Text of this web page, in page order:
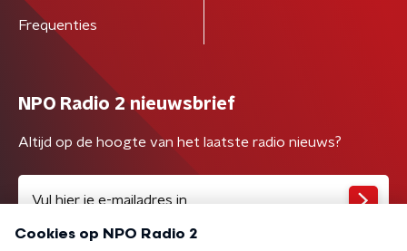
Frequenties
NPO Radio 2 nieuwsbrief
Altijd op de hoogte van het laatste radio nieuws?